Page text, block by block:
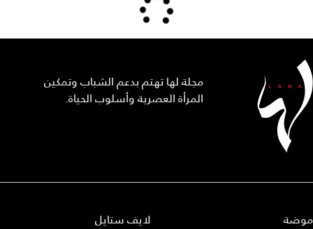
مجلة لها تهتم بدعم الشباب وتمكين
المرأة العصرية وأسلوب الحياة.
موضة
لايف ستايل